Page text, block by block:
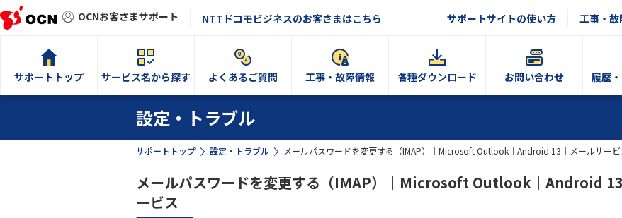
OCNお客さまサポート NTTドコモビジネスのお客さまはこちら サポートサイトの使い方 工事・
サポートトップ サービス名から探す よくあるご質問 工事・故障情報 各種ダウンロード お問い合わせ 履歴
設定・トラブル
サポートトップ 設定・トラブル メールパスワードを変更する（IMAP）｜Microsoft Outlook｜Android 13｜メールサービ
メールパスワードを変更する（IMAP）｜Microsoft Outlook｜Android
ービス